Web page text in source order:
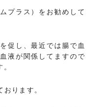
プラス）をお勧めして
促し、最近では腸で血
液が関係してますので
ります。